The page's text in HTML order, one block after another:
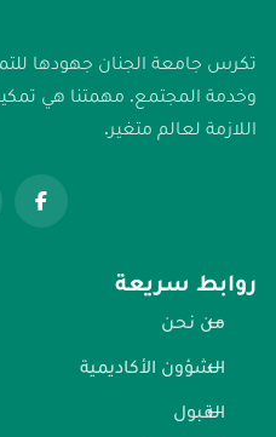
تكرس جامعة الجنان جهودها
وخدمة المجتمع. مهمتنا هي
اللازمة لعالم متغير.
روابط سريعة
من نحن
الشؤون الأكاديمية
القبول